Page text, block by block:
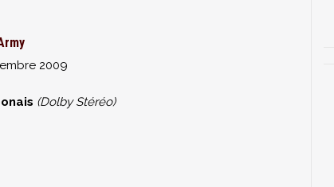
2009
(Dolby Stéréo)